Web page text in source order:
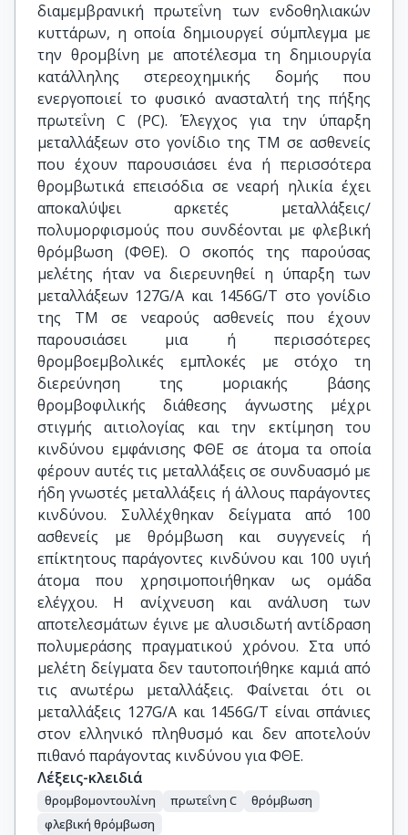
διαμεμβρανική πρωτεΐνη των ενδοθηλιακών
κυττάρων, η οποία δημιουργεί σύμπλεγμα με
την θρομβίνη με αποτέλεσμα τη δημιουργία
κατάλληλης στερεοχημικής δομής που
ενεργοποιεί το φυσικό ανασταλτή της πήξης
πρωτεΐνη C (PC). Έλεγχος για την ύπαρξη
μεταλλάξεων στο γονίδιο της ΤΜ σε ασθενείς
που έχουν παρουσιάσει ένα ή περισσότερα
θρομβωτικά επεισόδια σε νεαρή ηλικία έχει
αποκαλύψει αρκετές μεταλλάξεις/
πολυμορφισμούς που συνδέονται με φλεβική
θρόμβωση (ΦΘΕ). Ο σκοπός της παρούσας
μελέτης ήταν να διερευνηθεί η ύπαρξη των
μεταλλάξεων 127G/A και 1456G/T στο γονίδιο
της TM σε νεαρούς ασθενείς που έχουν
παρουσιάσει μια ή περισσότερες
θρομβοεμβολικές εμπλοκές με στόχο τη
διερεύνηση της μοριακής βάσης
θρομβοφιλικής διάθεσης άγνωστης μέχρι
στιγμής αιτιολογίας και την εκτίμηση του
κινδύνου εμφάνισης ΦΘΕ σε άτομα τα οποία
φέρουν αυτές τις μεταλλάξεις σε συνδυασμό με
ήδη γνωστές μεταλλάξεις ή άλλους παράγοντες
κινδύνου. Συλλέχθηκαν δείγματα από 100
ασθενείς με θρόμβωση και συγγενείς ή
επίκτητους παράγοντες κινδύνου και 100 υγιή
άτομα που χρησιμοποιήθηκαν ως ομάδα
ελέγχου. Η ανίχνευση και ανάλυση των
αποτελεσμάτων έγινε με αλυσιδωτή αντίδραση
πολυμεράσης πραγματικού χρόνου. Στα υπό
μελέτη δείγματα δεν ταυτοποιήθηκε καμιά από
τις ανωτέρω μεταλλάξεις. Φαίνεται ότι οι
μεταλλάξεις 127G/A και 1456G/T είναι σπάνιες
στον ελληνικό πληθυσμό και δεν αποτελούν
πιθανό παράγοντας κινδύνου για ΦΘΕ.
Λέξεις-κλειδιά
θρομβομοντουλίνη πρωτεΐνη C
θρόμβωση
φλεβική θρόμβωση